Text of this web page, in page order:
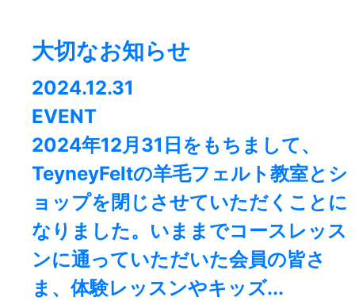
大切なお知らせ
2024.12.31
EVENT
2024年12月31日をもちまして、
TeyneyFeltの羊毛フェルト教室とシ
ョップを閉じさせていただくことに
なりました。⁡いままでコースレッス
ンに通っていただいた会員の皆さ
ま、体験レッスンやキッズ...